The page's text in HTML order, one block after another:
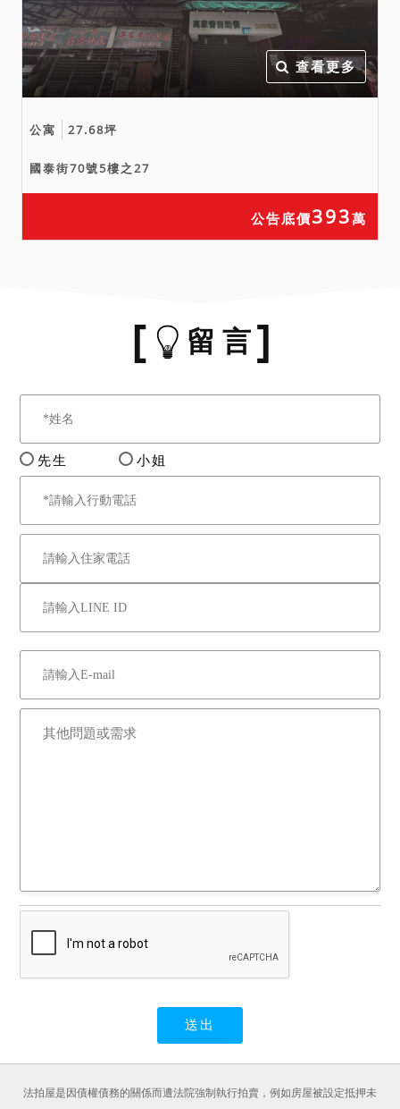
惟應買人於投標前仍應自行
注意查明之。拍定後，債權
人、債務人、拍定人或其他
關係人，均不得以法院就上
之公告內容，如與法院或本
公司公告欄張貼之公告內容
十、若於本件標的拍定日
（含）以前，有停止、撤
情形者，縱已拍定，法院亦
繳交之款項，拍定人不得異
議。
查看更多
公寓 27.68坪
國泰街70號5樓之27
公告底價393萬
留 言
先生 小姐
法拍屋是因債權債務的關係而遭法院強制執行拍賣，例如房屋被設定抵押未